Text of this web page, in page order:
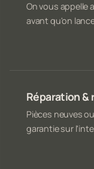
On vous appelle
avant qu'on
Réparation &
Pièces neuves
garantie sur